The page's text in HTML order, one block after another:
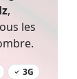
,
les
3G